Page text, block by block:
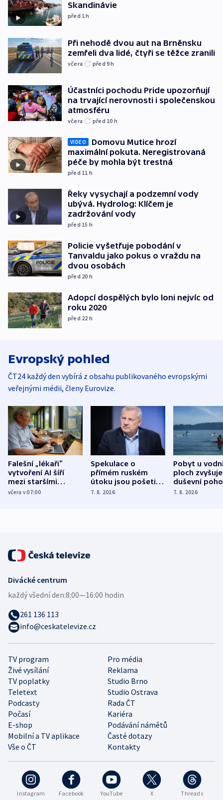
Skandinávie
před 1h
Při nehodě dvou aut na Brněnsku
zemřeli dva lidé, čtyři se těžce zranili
včera před 9h
Účastníci pochodu Pride upozorňují
na trvající nerovnosti i společenskou
atmosféru
včera před 10 h
VIDEO
Domovu Mutice hrozí
maximální pokuta. Neregistrovaná
péče by mohla být trestná
před 11 h
Řeky vysychají a podzemní vody
ubývá. Hydrolog: Klíčem je
zadržování vody
před 15 h
Policie vyšetřuje pobodání v
Tanvaldu jako pokus o vraždu na
dvou osobách
před 20 h
Adopcí dospělých bylo loni nejvíc od
roku 2020
před 22 h
Evropský pohled
ČT24 každý den vybírá z obsahu publikovaného evropskými
veřejnými médii, členy Eurovize.
Falešní „lékaři“
vytvoření AI šíří
mezi staršími
Poláky nebezpečné
včera v 07:00
Spekulace o
přímém ruském
útoku jsou pošetilé,
míní estonský
7. 8. 2026
Pobyt u
ploch zvyšuje
duševní
ukázala
7. 8. 2026
Instagram Facebook YouTube X Threads
TV program
Pro média
Živé vysílání
Reklama
TV poplatky
Studio Brno
Teletext
Studio Ostrava
Podcasty
Rada ČT
Počasí
Kariéra
E-shop
Podávání námětů
Mobilní a TV aplikace
Časté dotazy
Vše o ČT
Kontakty
Divácké centrum
každý všední den:8:00—16:00 hodin
261 136 113
info@ceskatelevize.cz